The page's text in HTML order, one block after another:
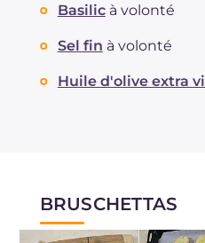
Basilic à volonté
Sel fin à volonté
Huile d'olive extra
BRUSCHETTAS